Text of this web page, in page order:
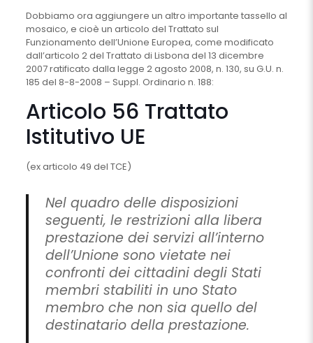
Dobbiamo ora aggiungere un altro importante tassello al
mosaico, e cioè un articolo del Trattato sul
Funzionamento dell’Unione Europea, come modificato
dall’articolo 2 del Trattato di Lisbona del 13 dicembre
2007 ratificato dalla legge 2 agosto 2008, n. 130, su G.U. n.
185 del 8-8-2008 – Suppl. Ordinario n. 188:
Articolo 56 Trattato
Istitutivo UE
(ex articolo 49 del TCE)
Nel quadro delle disposizioni
seguenti, le restrizioni alla libera
prestazione dei servizi all’interno
dell’Unione sono vietate nei
confronti dei cittadini degli Stati
membri stabiliti in uno Stato
membro che non sia quello del
destinatario della prestazione.